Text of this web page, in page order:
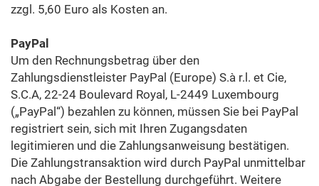
zzgl. 5,60 Euro als Kosten an.
PayPal
Um den Rechnungsbetrag über den
Zahlungsdienstleister PayPal (Europe) S.à r.l. et Cie,
S.C.A, 22-24 Boulevard Royal, L-2449 Luxembourg
(„PayPal“) bezahlen zu können, müssen Sie bei PayPal
registriert sein, sich mit Ihren Zugangsdaten
legitimieren und die Zahlungsanweisung bestätigen.
Die Zahlungstransaktion wird durch PayPal unmittelbar
nach Abgabe der Bestellung durchgeführt. Weitere